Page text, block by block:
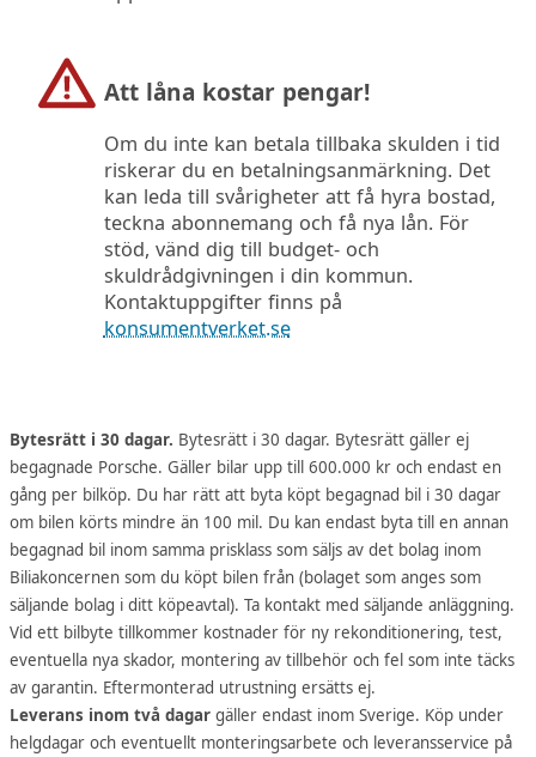
Att låna kostar pengar!
Om du inte kan betala tillbaka skulden i tid
riskerar du en betalningsanmärkning. Det
kan leda till svårigheter att få hyra bostad,
teckna abonnemang och få nya lån. För
stöd, vänd dig till budget- och
skuldrådgivningen i din kommun.
Kontaktuppgifter finns på
konsumentverket.se
Bytesrätt i 30 dagar. Bytesrätt i 30 dagar. Bytesrätt gäller ej
begagnade Porsche. Gäller bilar upp till 600.000 kr och endast en
gång per bilköp. Du har rätt att byta köpt begagnad bil i 30 dagar
om bilen körts mindre än 100 mil. Du kan endast byta till en annan
begagnad bil inom samma prisklass som säljs av det bolag inom
Biliakoncernen som du köpt bilen från (bolaget som anges som
säljande bolag i ditt köpeavtal). Ta kontakt med säljande anläggning.
Vid ett bilbyte tillkommer kostnader för ny rekonditionering, test,
eventuella nya skador, montering av tillbehör och fel som inte täcks
av garantin. Eftermonterad utrustning ersätts ej.
Leverans inom två dagar gäller endast inom Sverige. Köp under
helgdagar och eventuellt monteringsarbete och leveransservice på